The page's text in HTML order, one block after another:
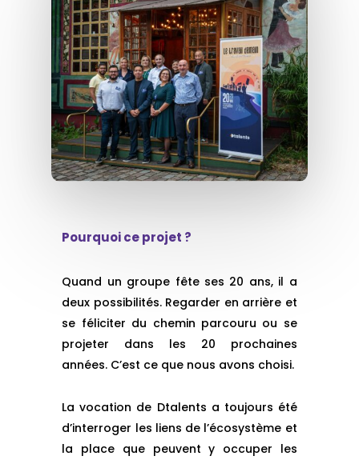
Pourquoi ce projet ?
Quand un groupe fête ses 20 ans, il a
deux possibilités. Regarder en arrière et
se féliciter du chemin parcouru ou se
projeter dans les 20 prochaines
années. C’est ce que nous avons choisi.
La vocation de Dtalents a toujours été
d’interroger les liens de l’écosystème et
la place que peuvent y occuper les